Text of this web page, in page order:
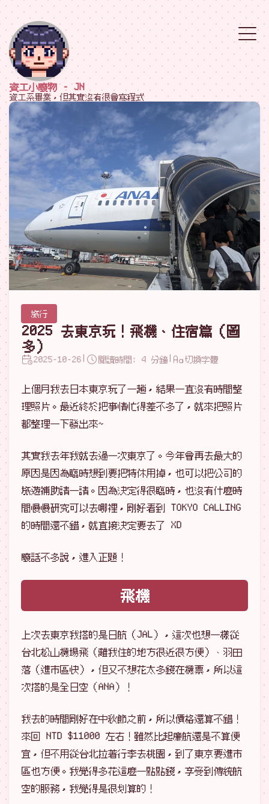
資工小廢物 - JN
資工系畢業，但其實沒有很會寫程式
旅行
2025 去東京玩！飛機、住宿篇（圖
多）
2025-10-26 | 閱讀時間: 4 分鐘 | 切換字體
上個月我去日本東京玩了一趟，結果一直沒有時間整
理照片。最近終於把事情忙得差不多了，就來把照片
都整理一下發出來~
其實我去年我就去過一次東京了。今年會再去最大的
原因是因為臨時想到要把特休用掉，也可以把公司的
旅遊補助請一請。因為決定得很臨時，也沒有什麼時
間慢慢研究可以去哪裡，剛好看到 TOKYO CALLING
的時間還不錯，就直接決定要去了 XD
廢話不多說，進入正題！
飛機
上次去東京我搭的是日航（JAL），這次也想一樣從
台北松山機場飛（離我住的地方很近很方便）、羽田
落（進市區快），但又不想花太多錢在機票，所以這
次搭的是全日空（ANA）！
我去的時間剛好在中秋節之前，所以價格還算不錯！
來回 NTD $11000 左右！雖然比起廉航還是不算便
宜，但不用從台北拉著行李去桃園，到了東京要進市
區也方便。我覺得多花這麼一點點錢，享受到傳統航
空的服務，我覺得是很划算的！